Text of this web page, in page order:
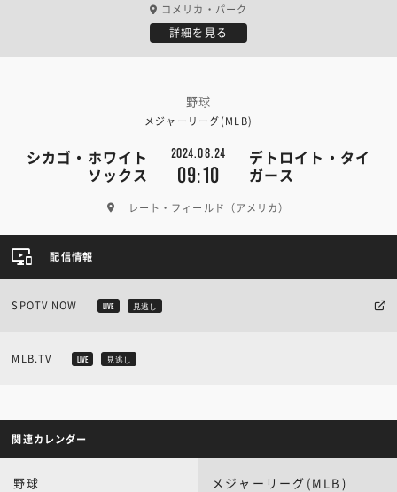
コメリカ・パーク
詳細を見る
野球
メジャーリーグ(MLB)
シカゴ・ホワイト
ソックス
2024.08.24
09:10
デトロイト・タイ
ガース
レート・フィールド（アメリカ）
配信情報
SPOTV NOW LIVE 見逃し
MLB.TV LIVE 見逃し
関連カレンダー
野球 メジャーリーグ(MLB)